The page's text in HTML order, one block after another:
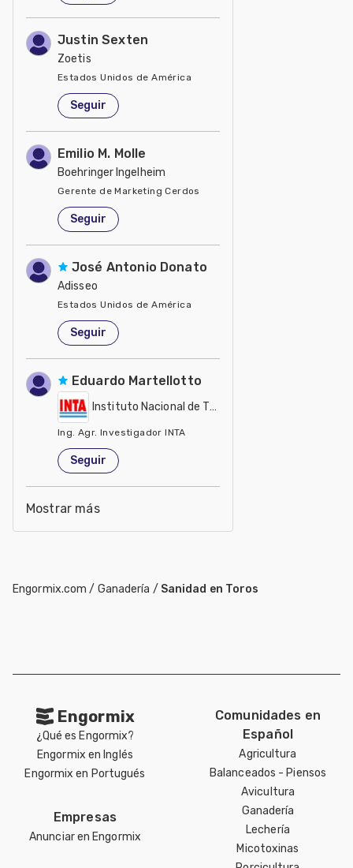
Justin Sexten
Zoetis
Estados Unidos de América
Seguir
Emilio M. Molle
Boehringer Ingelheim
Gerente de Marketing Cerdos
Estados Unidos de América
Seguir
José Antonio Donato
Adisseo
Estados Unidos de América
Seguir
Eduardo Martellotto
Instituto Nacional de Tecnología Agropecuaria -
Ing. Agr. Investigador INTA
Estados Unidos de América
Seguir
Mostrar más
Engormix.com / Ganadería / Sanidad en Toros
Engormix
¿Qué es Engormix?
Engormix en Inglés
Engormix en Portugués
Empresas
Anunciar en Engormix
Comunidades en
Español
Agricultura
Balanceados - Piensos
Avicultura
Ganadería
Lechería
Micotoxinas